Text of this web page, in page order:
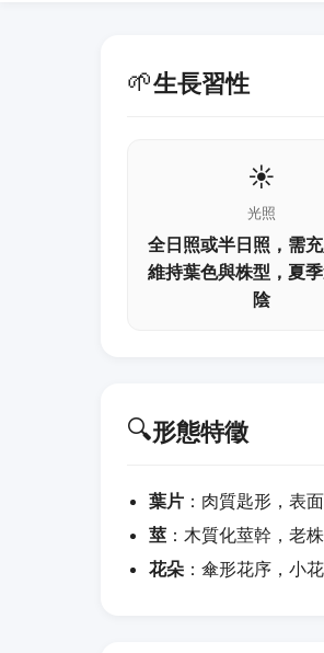
🌱生長習性
☀️
光照
全日照或半日照，需
維持葉色與株型，夏
陰
🔍形態特徵
葉片 ：肉質匙形，表
莖 ：木質化莖幹，老
花朵 ：傘形花序，小